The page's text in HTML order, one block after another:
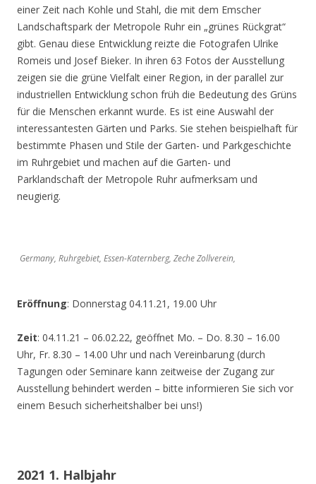
einer Zeit nach Kohle und Stahl, die mit dem Emscher
Landschaftspark der Metropole Ruhr ein „grünes Rückgrat“
gibt. Genau diese Entwicklung reizte die Fotografen Ulrike
Romeis und Josef Bieker. In ihren 63 Fotos der Ausstellung
zeigen sie die grüne Vielfalt einer Region, in der parallel zur
industriellen Entwicklung schon früh die Bedeutung des Grüns
für die Menschen erkannt wurde. Es ist eine Auswahl der
interessantesten Gärten und Parks. Sie stehen beispielhaft für
bestimmte Phasen und Stile der Garten- und Parkgeschichte
im Ruhrgebiet und machen auf die Garten- und
Parklandschaft der Metropole Ruhr aufmerksam und
neugierig.
Germany, Ruhrgebiet, Essen-Katernberg, Zeche Zollverein,
Eröffnung: Donnerstag 04.11.21, 19.00 Uhr
Zeit: 04.11.21 – 06.02.22, geöffnet Mo. – Do. 8.30 – 16.00
Uhr, Fr. 8.30 – 14.00 Uhr und nach Vereinbarung (durch
Tagungen oder Seminare kann zeitweise der Zugang zur
Ausstellung behindert werden – bitte informieren Sie sich vor
einem Besuch sicherheitshalber bei uns!)
2021 1. Halbjahr